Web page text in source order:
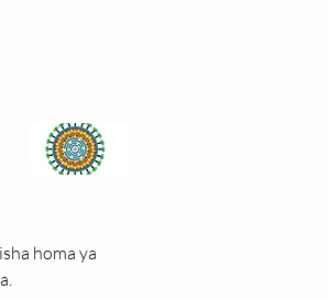
homa ya